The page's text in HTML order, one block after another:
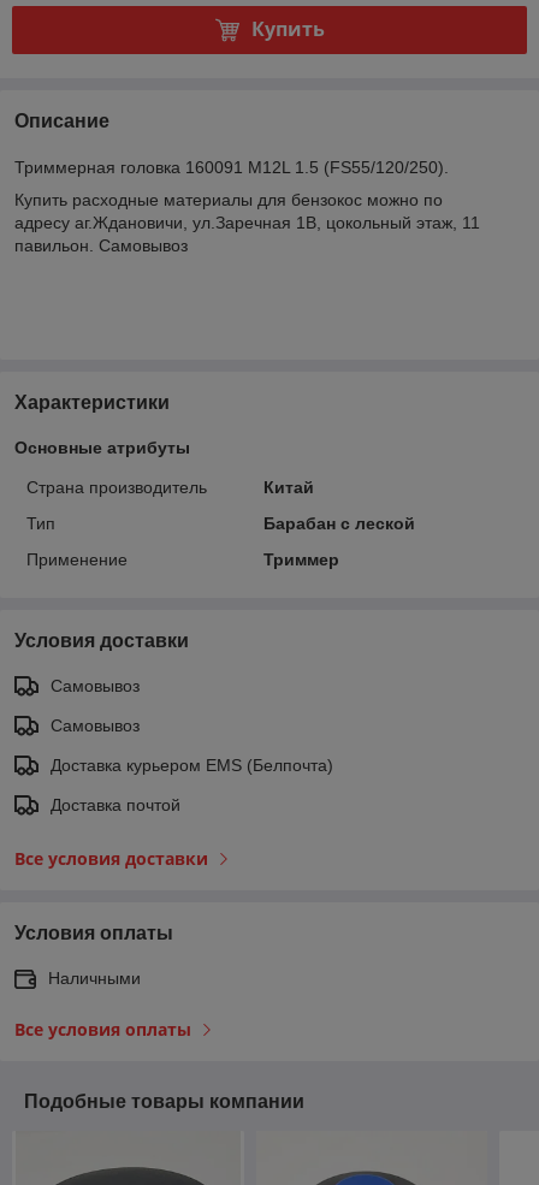
Купить
Описание
Триммерная головка 160091 M12L 1.5 (FS55/120/250).
Купить расходные материалы для бензокос можно по
адресу аг.Ждановичи, ул.Заречная 1В, цокольный этаж, 11
павильон. Самовывоз
Характеристики
Основные атрибуты
Страна производитель
Китай
Тип
Барабан с леской
Применение
Триммер
Условия доставки
Самовывоз
Самовывоз
Доставка курьером EMS (Белпочта)
Доставка почтой
Все условия доставки
Условия оплаты
Наличными
Все условия оплаты
Подобные товары компании